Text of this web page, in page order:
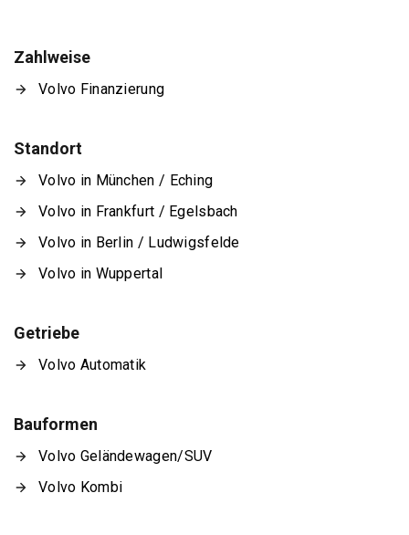
Zahlweise
Volvo Finanzierung
Standort
Volvo in München / Eching
Volvo in Frankfurt / Egelsbach
Volvo in Berlin / Ludwigsfelde
Volvo in Wuppertal
Getriebe
Volvo Automatik
Bauformen
Volvo Geländewagen/SUV
Volvo Kombi